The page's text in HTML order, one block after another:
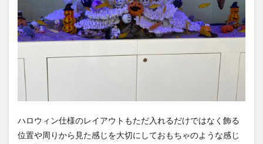
ハロウィン仕様のレイアウトもただ入れるだけではなく飾る
位置や周りから見た感じを大切にしておもちゃのような感じ